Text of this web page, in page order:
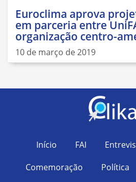
Euroclima aprova
em parceria entre
organização centro-
10 de março de 2019
Início FAI
Comemoração
Política